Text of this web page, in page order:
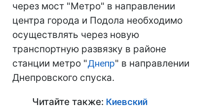
через мост "Метро" в направлении
центра города и Подола необходимо
осуществлять через новую
транспортную развязку в районе
станции метро "Днепр" в направлении
Днепровского спуска.
Читайте также: Киевский